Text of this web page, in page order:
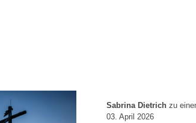
Sabrina Dietrich zu
03. April 2026